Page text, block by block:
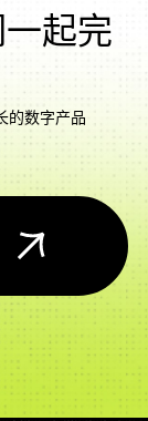
起完
的数字产品